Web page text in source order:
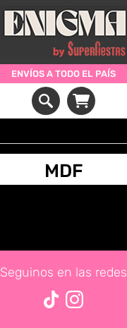
ENVÍOS A TODO EL PAÍS
MDF
Seguinos en las redes